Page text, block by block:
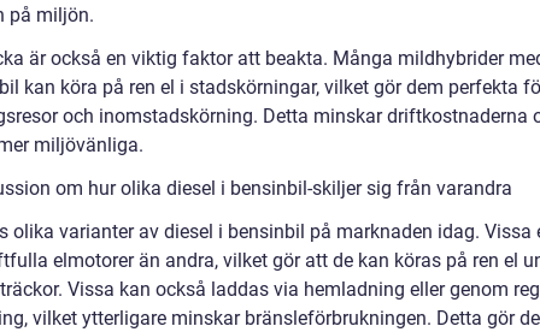
på miljön.
är också en viktig faktor att beakta. Många mildhybrider
kan köra på ren el i stadskörningar, vilket gör dem perfekta
och inomstadskörning. Detta minskar driftkostnaderna
miljövänliga.
om hur olika diesel i bensinbil-skiljer sig från varandra
olika varianter av diesel i bensinbil på marknaden idag. Vissa
elmotorer än andra, vilket gör att de kan köras på ren el
Vissa kan också laddas via hemladning eller genom
vilket ytterligare minskar bränsleförbrukningen. Detta gör